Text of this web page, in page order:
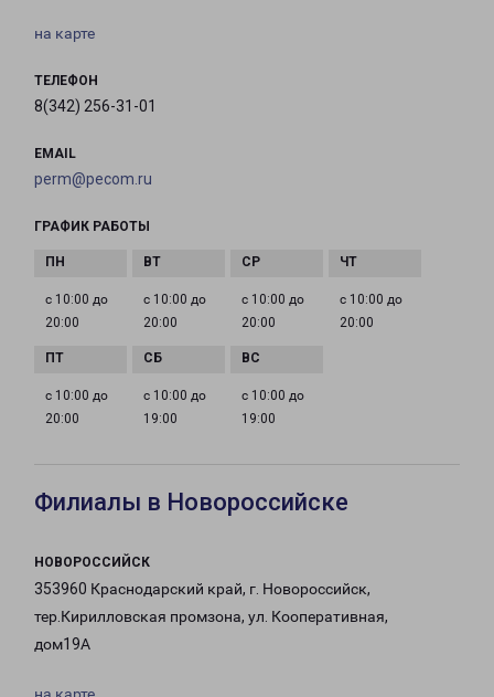
на карте
ТЕЛЕФОН
8(342) 256-31-01
EMAIL
perm@pecom.ru
ГРАФИК РАБОТЫ
с 10:00 до
20:00
с 10:00 до
20:00
с 10:00 до
20:00
с 10:00 до
20:00
с 10:00 до
20:00
с 10:00 до
19:00
с 10:00 до
19:00
Филиалы в Новороссийске
НОВОРОССИЙСК
353960 Краснодарский край, г. Новороссийск,
тер.Кирилловская промзона, ул. Кооперативная,
дом19А